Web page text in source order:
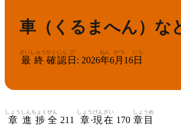
車（くるまへん）な
最終
さいしゅう
確認
かくにん
日
び
: 2026年
ねん
6月
がつ
16日
にち
章
しょう
進捗
しんちょく
全
ぜん
211 章
しょう
·現在
げんざい
170 章目
しょうめ